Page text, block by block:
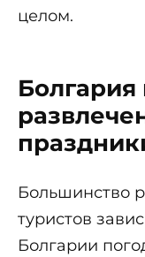
целом.
Болгария
Большинство
туристов
Болгарии